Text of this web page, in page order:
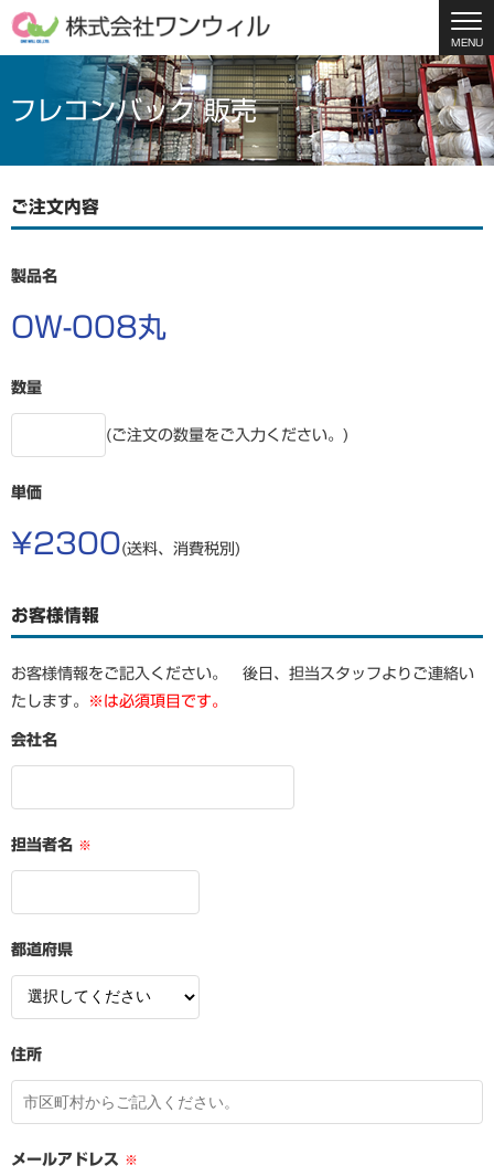
MENU
フレコンバック 販売
ご注文内容
製品名
OW-008丸
数量
(ご注文の数量をご入力ください。)
単価
¥2300(送料、消費税別)
お客様情報
お客様情報をご記入ください。 後日、担当スタッフよりご連絡い
たします。
※は必須項目です。
会社名
担当者名 ※
都道府県
住所
メールアドレス ※